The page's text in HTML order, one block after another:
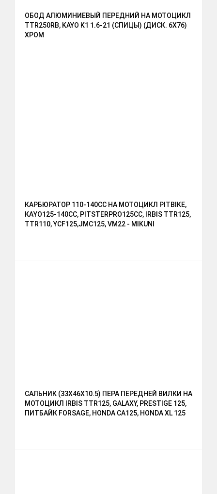
ОБОД АЛЮМИНИЕВЫЙ ПЕРЕДНИЙ НА МОТОЦИКЛ
TTR250RB, KAYO K1 1.6-21 (СПИЦЫ) (ДИСК. 6X76)
ХРОМ
КАРБЮРАТОР 110-140CC НА МОТОЦИКЛ PITBIKE,
КАYО125-140СС, РITSTЕRРRО125СС, IRBIS TTR125,
TTR110, YCF125,JMC125, VM22 - MIKUNI
САЛЬНИК (33Х46Х10.5) ПЕРА ПЕРЕДНЕЙ ВИЛКИ НА
МОТОЦИКЛ IRBIS TTR125, GALAXY, PRESTIGE 125,
ПИТБАЙК FORSAGE, HONDA CA125, HONDA XL 125